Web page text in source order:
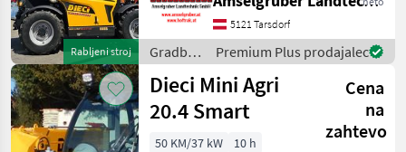
Rabljeni stroj
Teleskoplader für
reibungslose und effiziente
Arbeitszyklen. Die
Produktfamilie Agri Star
besteht a
5121 Tarsdorf
Gradbeni
stroji /
Dieci
Premium Plus prodajalec
Dieci Mini Agri
20.4 Smart
Cena
na
zahtevo
50 KM/37 kW
10 h